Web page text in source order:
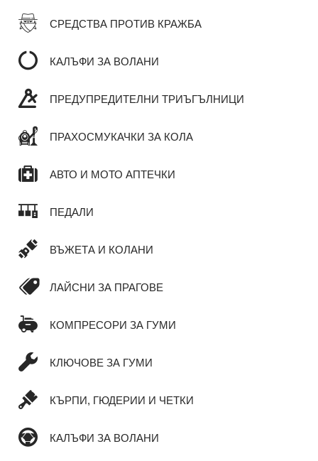
СРЕДСТВА ПРОТИВ КРАЖБА
КАЛЪФИ ЗА ВОЛАНИ
ПРЕДУПРЕДИТЕЛНИ ТРИЪГЪЛНИЦИ
ПРАХОСМУКАЧКИ ЗА КОЛА
АВТО И МОТО АПТЕЧКИ
ПЕДАЛИ
ВЪЖЕТА И КОЛАНИ
ЛАЙСНИ ЗА ПРАГОВЕ
КОМПРЕСОРИ ЗА ГУМИ
КЛЮЧОВЕ ЗА ГУМИ
КЪРПИ, ГЮДЕРИИ И ЧЕТКИ
КАЛЪФИ ЗА ВОЛАНИ